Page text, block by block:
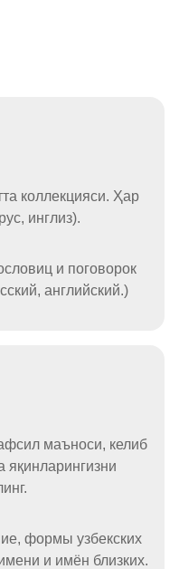
коллекцияси. Ҳар
инглиз).
и поговорок
английский.)
маъноси, келиб
яқинларингизни
формы узбекских
и имён близких.